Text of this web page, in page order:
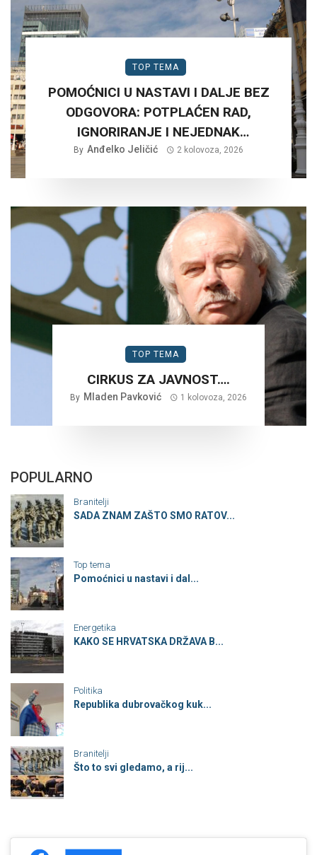
TOP TEMA
POMOĆNICI U NASTAVI I DALJE BEZ
ODGOVORA: POTPLAĆEN RAD,
IGNORIRANJE I NEJEDNAK
TRETMAN…
By Anđelko Jeličić 2 kolovoza, 2026
TOP TEMA
CIRKUS ZA JAVNOST….
By Mladen Pavković 1 kolovoza, 2026
POPULARNO
Branitelji
SADA ZNAM ZAŠTO SMO RATOV...
Top tema
Pomoćnici u nastavi i dal...
Energetika
KAKO SE HRVATSKA DRŽAVA B...
Politika
Republika dubrovačkog kuk...
Branitelji
Što to svi gledamo, a rij...